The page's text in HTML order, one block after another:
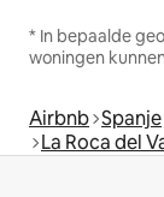
* In bepaalde
woningen
Airbnb Spanje
La Roca del